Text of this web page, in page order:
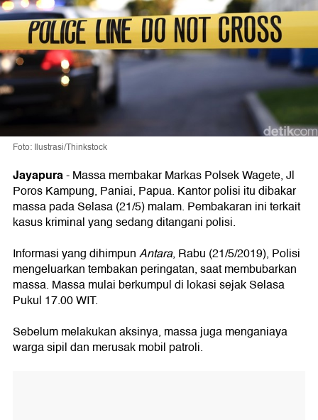
Foto: Ilustrasi/Thinkstock
Jayapura-Massa membakar Markas Polsek Wagete, Jl
Poros Kampung, Paniai, Papua. Kantor polisi itu dibakar
massa pada Selasa (21/5) malam. Pembakaran ini terkait
kasus kriminal yang sedang ditangani polisi.
Informasi yang dihimpunAntara, Rabu (21/5/2019), Polisi
mengeluarkan tembakan peringatan, saat membubarkan
massa. Massa mulai berkumpul di lokasi sejak Selasa
Pukul 17.00 WIT.
Sebelum melakukan aksinya, massa juga menganiaya
warga sipil dan merusak mobil patroli.